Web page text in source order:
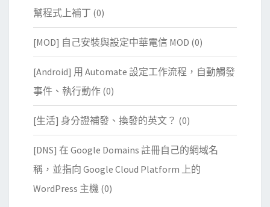
幫程式上補丁 (0)
[MOD] 自己安裝與設定中華電信 MOD (0)
[Android] 用 Automate 設定工作流程，自動觸發
事件、執行動作 (0)
[生活] 身分證補發、換發的英文？ (0)
[DNS] 在 Google Domains 註冊自己的網域名
稱，並指向 Google Cloud Platform 上的
WordPress 主機 (0)